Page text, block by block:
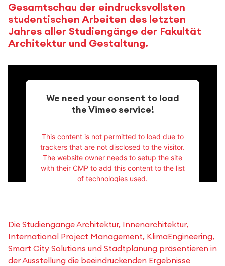
Gesamtschau der eindrucksvollsten
studentischen Arbeiten des letzten
Jahres aller Studiengänge der Fakultät
Architektur und Gestaltung.
We need your consent to load
the Vimeo service!
This content is not permitted to load due to
trackers that are not disclosed to the visitor.
The website owner needs to setup the site
with their CMP to add this content to the list
of technologies used.
Die Studiengänge Architektur, Innenarchitektur,
International Project Management, KlimaEngineering,
Smart City Solutions und Stadtplanung präsentieren in
der Ausstellung die beeindruckenden Ergebnisse